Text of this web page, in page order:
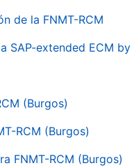
de la FNMT-RCM
extended ECM by
(Burgos)
RCM (Burgos)
FNMT-RCM (Burgos)